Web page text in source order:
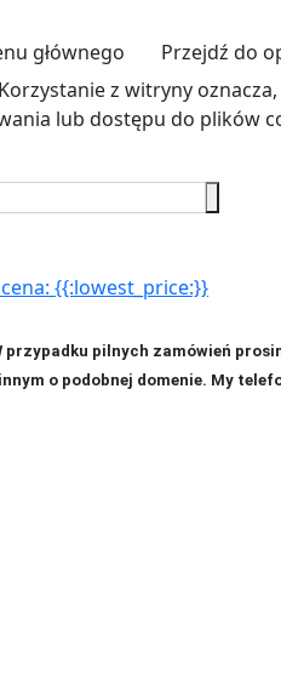
głównego Przejdź do
z witryny
lub dostępu do plików
{{:lowest_price:}}
przypadku pilnych zamówień
o podobnej domenie. My